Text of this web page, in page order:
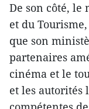
De son côté, le
et du
que son
partenaires
cinéma et le
et les autorités